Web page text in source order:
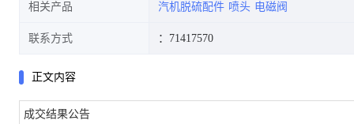
相关产品 汽机脱硫配件 喷头 电磁阀
联系方式 ：71417570
正文内容
成交结果公告